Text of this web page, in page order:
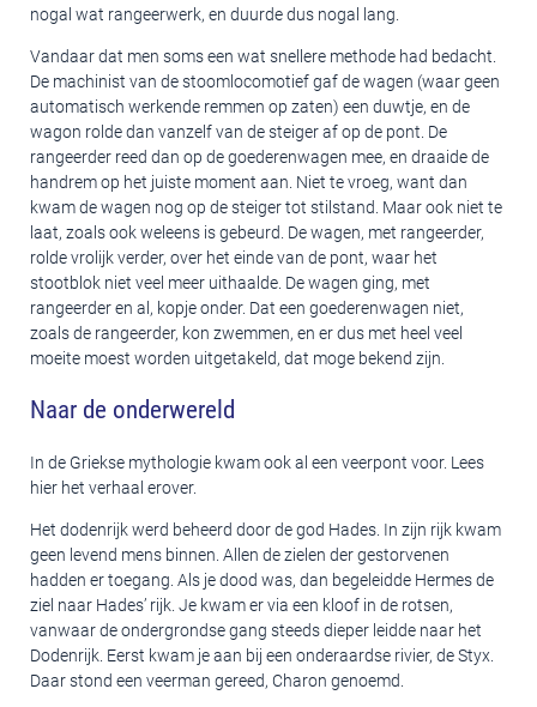
nogal wat rangeerwerk, en duurde dus nogal lang.
Vandaar dat men soms een wat snellere methode had bedacht.
De machinist van de stoomlocomotief gaf de wagen (waar geen
automatisch werkende remmen op zaten) een duwtje, en de
wagon rolde dan vanzelf van de steiger af op de pont. De
rangeerder reed dan op de goederenwagen mee, en draaide de
handrem op het juiste moment aan. Niet te vroeg, want dan
kwam de wagen nog op de steiger tot stilstand. Maar ook niet te
laat, zoals ook weleens is gebeurd. De wagen, met rangeerder,
rolde vrolijk verder, over het einde van de pont, waar het
stootblok niet veel meer uithaalde. De wagen ging, met
rangeerder en al, kopje onder. Dat een goederenwagen niet,
zoals de rangeerder, kon zwemmen, en er dus met heel veel
moeite moest worden uitgetakeld, dat moge bekend zijn.
Naar de onderwereld
In de Griekse mythologie kwam ook al een veerpont voor. Lees
hier het verhaal erover.
Het dodenrijk werd beheerd door de god Hades. In zijn rijk kwam
geen levend mens binnen. Allen de zielen der gestorvenen
hadden er toegang. Als je dood was, dan begeleidde Hermes de
ziel naar Hades’ rijk. Je kwam er via een kloof in de rotsen,
vanwaar de ondergrondse gang steeds dieper leidde naar het
Dodenrijk. Eerst kwam je aan bij een onderaardse rivier, de Styx.
Daar stond een veerman gereed, Charon genoemd.